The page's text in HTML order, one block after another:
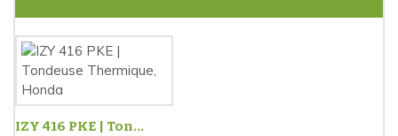
IZY 416 PKE | Ton...